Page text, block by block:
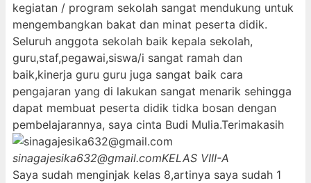
kegiatan / program sekolah sangat mendukung untuk
mengembangkan bakat dan minat peserta didik.
Seluruh anggota sekolah baik kepala sekolah,
guru,staf,pegawai,siswa/i sangat ramah dan
baik,kinerja guru guru juga sangat baik cara
pengajaran yang di lakukan sangat menarik sehingga
dapat membuat peserta didik tidka bosan dengan
pembelajarannya, saya cinta Budi Mulia.Terimakasih
sinagajesika632@gmail.comKELAS VIII-A
Saya sudah menginjak kelas 8,artinya saya sudah 1